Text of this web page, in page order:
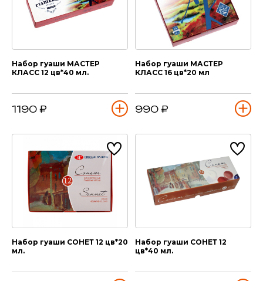
Набор гуаши МАСТЕР
КЛАСС 12 цв*40 мл.
1190 ₽
Набор гуаши МАСТЕР
КЛАСС 16 цв*20 мл
990 ₽
Набор гуаши СОНЕТ 12 цв*20
мл.
Набор гуаши СОНЕТ 12
цв*40 мл.